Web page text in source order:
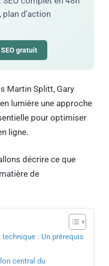
plan d'action
gratuit
Martin Splitt, Gary
lumière une approche
pour optimiser
ligne.
décrire ce que
de
: Un prérequis
central du